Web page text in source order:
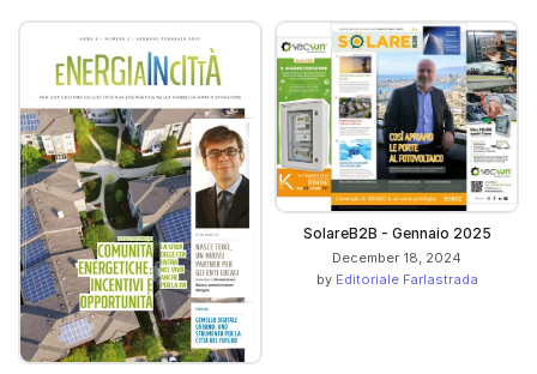
SolareB2B - Gennaio 2025
December 18, 2024
by Editoriale Farlastrada